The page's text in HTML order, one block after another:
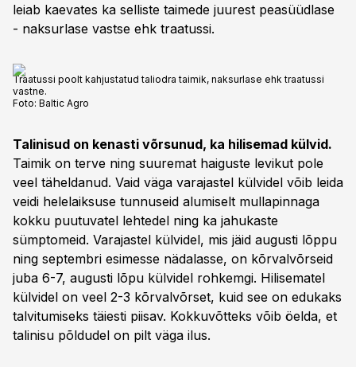
leiab kaevates ka selliste taimede juurest peasüüdlase
- naksurlase vastse ehk traatussi.
Traatussi poolt kahjustatud taliodra taimik, naksurlase ehk traatussi
vastne.
Foto: Baltic Agro
Talinisud on kenasti võrsunud, ka hilisemad külvid.
Taimik on terve ning suuremat haiguste levikut pole
veel täheldanud. Vaid väga varajastel külvidel võib leida
veidi helelaiksuse tunnuseid alumiselt mullapinnaga
kokku puutuvatel lehtedel ning ka jahukaste
sümptomeid. Varajastel külvidel, mis jäid augusti lõppu
ning septembri esimesse nädalasse, on kõrvalvõrseid
juba 6-7, augusti lõpu külvidel rohkemgi. Hilisematel
külvidel on veel 2-3 kõrvalvõrset, kuid see on edukaks
talvitumiseks täiesti piisav. Kokkuvõtteks võib öelda, et
talinisu põldudel on pilt väga ilus.